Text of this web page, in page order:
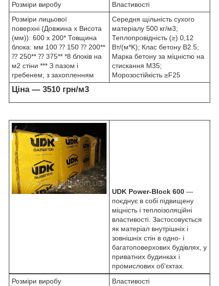
Розміри виробу
Властивості
Розміри лицьової
поверхні (Довжина х Висота
(мм)): 600 x 200* Товщина
блока: мм 100 ⁇ 150 ⁇ 200**
⁇ 250** ⁇ 375** *8 блоків на
м2 стіни *** З пазом і
гребенем, з захопленням
Середня щільність сухого
матеріалу 500 кг/м3;
Теплопровідність (≥) 0,12
Вт/(м*K); Клас бетону B2.5;
Марка бетону за міцністю на
стискання M35;
Морозостійкість ≥F25
Ціна — 3510 грн/м3
UDK Power-Block 600 —
поєднує в собі підвищену
міцність і теплоізоляційні
властивості. Застосовується
як матеріал внутрішніх і
зовнішніх стін в одно- і
багатоповерхових будівлях, у
приватних будинках і
промислових об'єктах.
Розміри виробу
Властивості